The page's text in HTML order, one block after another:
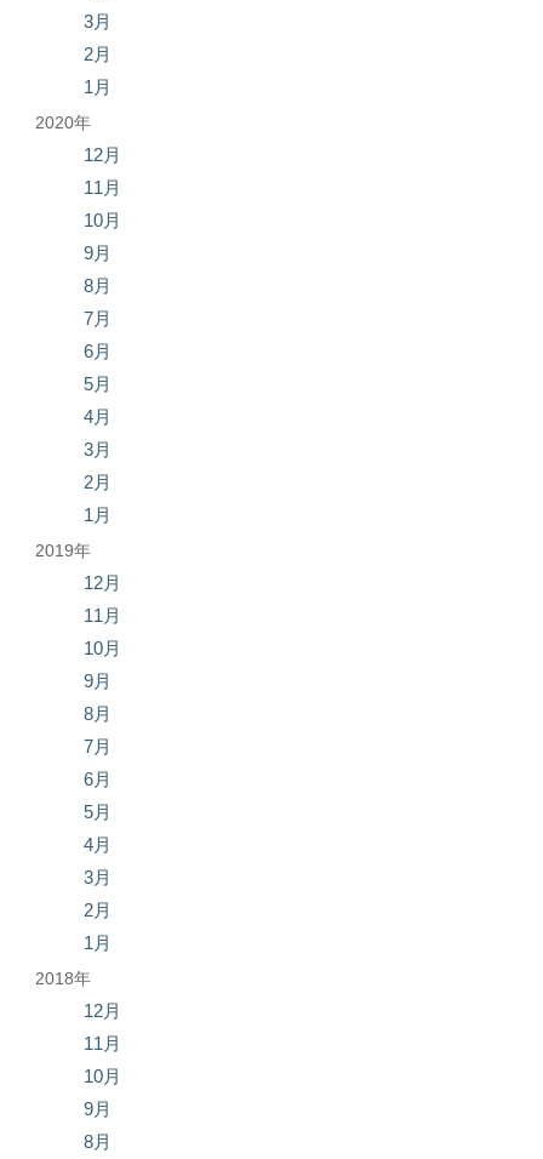
3月
2月
1月
2020年
12月
11月
10月
9月
8月
7月
6月
5月
4月
3月
2月
1月
2019年
12月
11月
10月
9月
8月
7月
6月
5月
4月
3月
2月
1月
2018年
12月
11月
10月
9月
8月